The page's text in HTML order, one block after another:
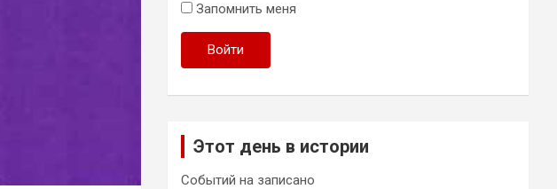
Запомнить меня
Войти
Этот день в истории
Событий на записано